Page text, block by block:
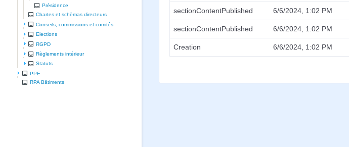
Présidence
Chartes et schèmas directeurs
Conseils, commissions et comités
Elections
RGPD
Règlements intérieur
Statuts
PPE
RPA Bâtiments
sectionContentPublished 6/6/2024, 1:02 PM
sectionContentPublished 6/6/2024, 1:02 PM
Creation 6/6/2024, 1:02 PM